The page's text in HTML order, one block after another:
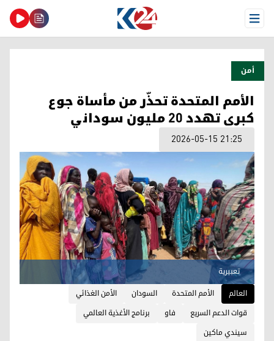
Open Menu
أمن
الأمم المتحدة تحذّر من مأساة جوع
كبرى تهدد 20 مليون سوداني
2026-05-15 21:25
تعبيرية
العالم
الأمم المتحدة السودان
الأمن الغذائي
قوات الدعم السريع
فاو
برنامج الأغذية العالمي
سيندي ماكين